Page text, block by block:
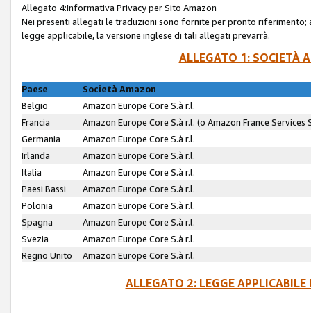
Allegato 4:Informativa Privacy per Sito Amazon
Nei presenti allegati le traduzioni sono fornite per pronto riferimento;
legge applicabile, la versione inglese di tali allegati prevarrà.
ALLEGATO 1: SOCIETÀ
Paese
Società Amazon
Belgio
Amazon Europe Core S.à r.l.
Francia
Amazon Europe Core S.à r.l. (o Amazon France
Germania
Amazon Europe Core S.à r.l.
Irlanda
Amazon Europe Core S.à r.l.
Italia
Amazon Europe Core S.à r.l.
Paesi Bassi
Amazon Europe Core S.à r.l.
Polonia
Amazon Europe Core S.à r.l.
Spagna
Amazon Europe Core S.à r.l.
Svezia
Amazon Europe Core S.à r.l.
Regno Unito
Amazon Europe Core S.à r.l.
ALLEGATO 2: LEGGE